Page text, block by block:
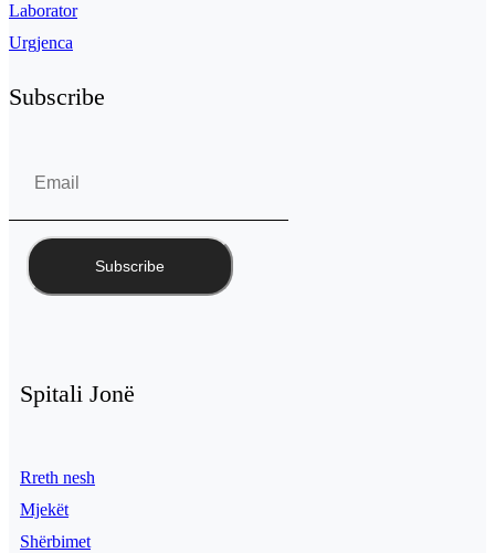
Laborator
Urgjenca
Subscribe
Spitali Jonë
Rreth nesh
Mjekët
Shërbimet